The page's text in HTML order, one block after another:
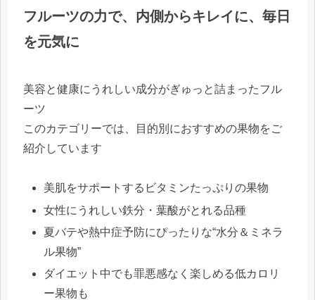
フルーツの力で、内側からキレイに、毎日
を元気に
美容と健康にうれしい成分がぎゅっと詰まったフル
ーツ
このカテゴリーでは、目的別におすすめの果物をご
紹介しています
美肌をサポートするビタミンたっぷりの果物
女性にうれしい鉄分・葉酸がとれる品種
夏バテや熱中症予防にぴったりな“水分＆ミネラ
ル果物”
ダイエット中でも罪悪感なく楽しめる低カロリ
ー果物も